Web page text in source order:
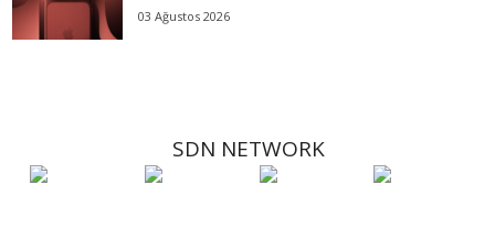
03 Ağustos 2026
SDN NETWORK